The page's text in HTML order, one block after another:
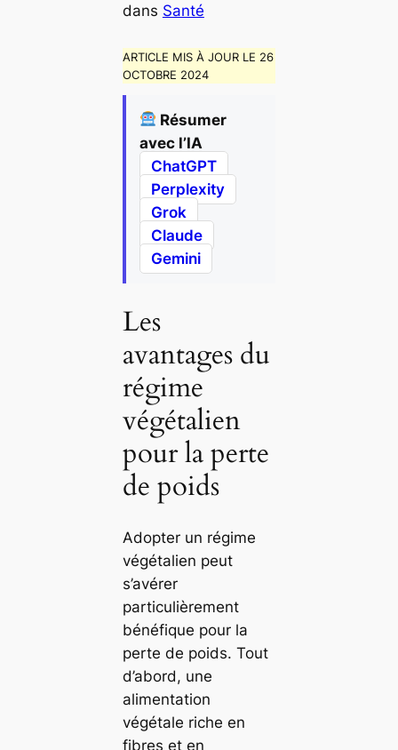
dans Santé
ARTICLE MIS À JOUR LE 26
OCTOBRE 2024
Résumer
avec l’IA
ChatGPT
Perplexity
Grok
Claude
Gemini
Les
avantages du
régime
végétalien
pour la perte
de poids
Adopter un régime
végétalien peut
s’avérer
particulièrement
bénéfique pour la
perte de poids. Tout
d’abord, une
alimentation
végétale riche en
fibres et en